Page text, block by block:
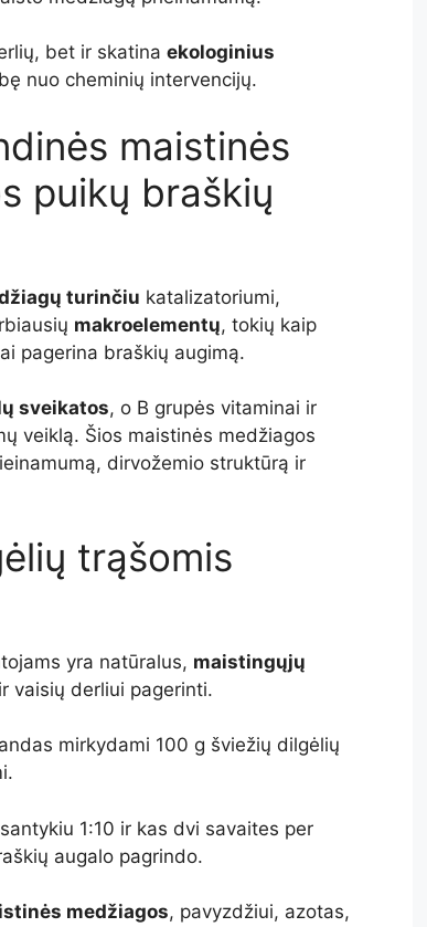
bet ir skatina ekologinius
nuo cheminių intervencijų.
maistinės
puikų braškių
turinčiu katalizatoriumi,
makroelementų, tokių kaip
pagerina braškių augimą.
sveikatos, o B grupės vitaminai ir
veiklą. Šios maistinės medžiagos
dirvožemio struktūrą ir
trąšomis
yra natūralus, maistingųjų
vaisių derliui pagerinti.
mirkydami 100 g šviežių dilgėlių
1:10 ir kas dvi savaites per
augalo pagrindo.
medžiagos, pavyzdžiui, azotas,